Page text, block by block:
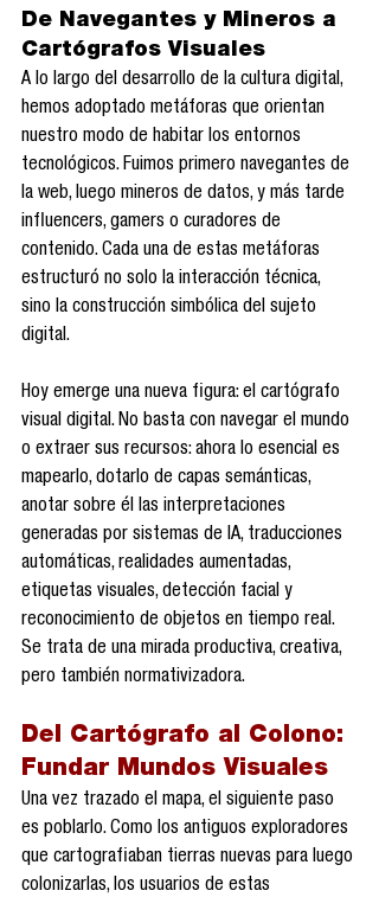
De Navegantes y Mineros a
Cartógrafos Visuales
A lo largo del desarrollo de la cultura digital,
hemos adoptado metáforas que orientan
nuestro modo de habitar los entornos
tecnológicos. Fuimos primero navegantes de
la web, luego mineros de datos, y más tarde
influencers, gamers o curadores de
contenido. Cada una de estas metáforas
estructuró no solo la interacción técnica,
sino la construcción simbólica del sujeto
digital.
Hoy emerge una nueva figura: el cartógrafo
visual digital. No basta con navegar el mundo
o extraer sus recursos: ahora lo esencial es
mapearlo, dotarlo de capas semánticas,
anotar sobre él las interpretaciones
generadas por sistemas de IA, traducciones
automáticas, realidades aumentadas,
etiquetas visuales, detección facial y
reconocimiento de objetos en tiempo real.
Se trata de una mirada productiva, creativa,
pero también normativizadora.
Del Cartógrafo al Colono:
Fundar Mundos Visuales
Una vez trazado el mapa, el siguiente paso
es poblarlo. Como los antiguos exploradores
que cartografiaban tierras nuevas para luego
colonizarlas, los usuarios de estas